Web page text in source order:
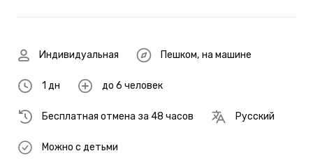
Индивидуальная Пешком, на машине
1 дн до 6 человек
Бесплатная отмена за 48 часов Русский
Можно с детьми